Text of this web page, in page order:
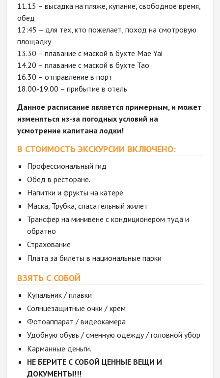
11.15 – высадка на пляже, купание, свободное время,
обед
12:45 – для тех, кто пожелает, поход на смотровую
площадку
13.30 – плавание с маской в бухте Mae Yai
14.20 – плавание с маской в бухте Tao
16.30 – отправление в порт
18.00-19.00 – прибытие в отель
Данное расписание является примерным, и может
изменяться из-за погодных условий на
усмотрение капитана лодки!
В СТОИМОСТЬ ЭКСКУРСИИ ВКЛЮЧЕНО:
Профессиональный гид
Обед в ресторане.
Напитки и фрукты на катере
Маска, Трубка, спасательный жилет
Трансфер на минивене с кондиционером туда и
обратно
Страхование
Плата за билеты в национальные парки
ВЗЯТЬ С СОБОЙ
Купальник / плавки
Солнцезащитные очки / крем
Фотоаппарат / видеокамера
Удобную обувь / сменную одежду / головной убор
Карманные деньги.
НЕ БЕРИТЕ С СОБОЙ ЦЕННЫЕ ВЕЩИ И
ДОКУМЕНТЫ!!!